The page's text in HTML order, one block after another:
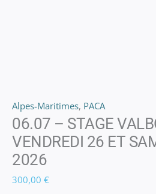
Alpes-Maritimes, PACA
06.07 – STAGE
VENDREDI 26 ET
2026
300,00 €